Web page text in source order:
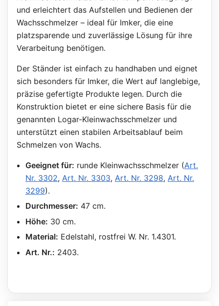
und erleichtert das Aufstellen und Bedienen der
Wachsschmelzer – ideal für Imker, die eine
platzsparende und zuverlässige Lösung für ihre
Verarbeitung benötigen.
Der Ständer ist einfach zu handhaben und eignet
sich besonders für Imker, die Wert auf langlebige,
präzise gefertigte Produkte legen. Durch die
Konstruktion bietet er eine sichere Basis für die
genannten Logar-Kleinwachsschmelzer und
unterstützt einen stabilen Arbeitsablauf beim
Schmelzen von Wachs.
Geeignet für: runde Kleinwachsschmelzer (Art.
Nr. 3302, Art. Nr. 3303, Art. Nr. 3298, Art. Nr.
3299).
Durchmesser: 47 cm.
Höhe: 30 cm.
Material: Edelstahl, rostfrei W. Nr. 1.4301.
Art. Nr.: 2403.